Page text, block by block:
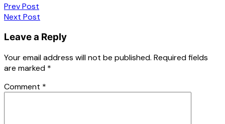
Prev Post
Next Post
Leave a Reply
Your email address will not be published. Required fields
are marked *
Comment *